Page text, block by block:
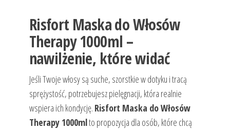
Risfort Maska do Włosów
Therapy 1000ml –
nawilżenie, które widać
Jeśli Twoje włosy są suche, szorstkie w dotyku i tracą
sprężystość, potrzebujesz pielęgnacji, która realnie
wspiera ich kondycję. Risfort Maska do Włosów
Therapy 1000mlto propozycja dla osób, które chcą